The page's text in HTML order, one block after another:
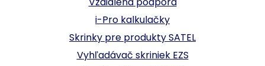
i-Pro kalkulačky
Skrinky pre produkty SATEL
Vyhľadávač skriniek EZS